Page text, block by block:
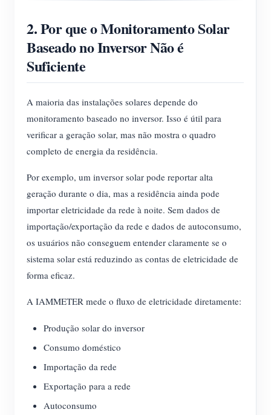
2. Por que o Monitoramento Solar
Baseado no Inversor Não é
Suficiente
A maioria das instalações solares depende do
monitoramento baseado no inversor. Isso é útil para
verificar a geração solar, mas não mostra o quadro
completo de energia da residência.
Por exemplo, um inversor solar pode reportar alta
geração durante o dia, mas a residência ainda pode
importar eletricidade da rede à noite. Sem dados de
importação/exportação da rede e dados de autoconsumo,
os usuários não conseguem entender claramente se o
sistema solar está reduzindo as contas de eletricidade de
forma eficaz.
A IAMMETER mede o fluxo de eletricidade diretamente:
Produção solar do inversor
Consumo doméstico
Importação da rede
Exportação para a rede
Autoconsumo